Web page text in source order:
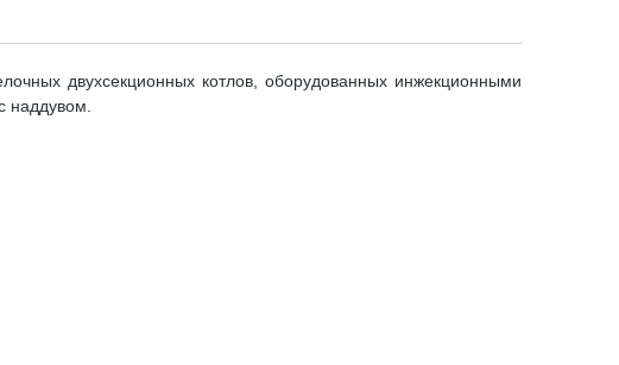
двухсекционных котлов, оборудованных инжекционными
наддувом.